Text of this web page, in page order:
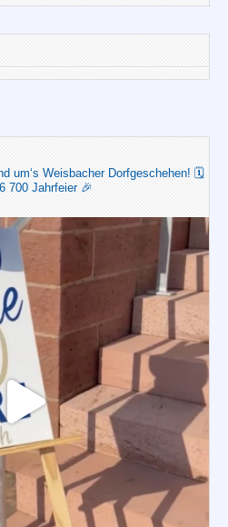
um‘s Weisbacher Dorfgeschehen! 🗓️
700 Jahrfeier 🎉